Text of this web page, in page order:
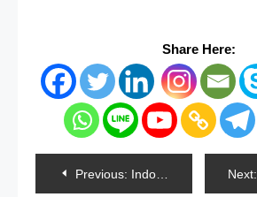
Share Here:
Navigasi
Previous: Indonesia Terima Bantuan Oxygen Concentrator Dari Hongkong Next: